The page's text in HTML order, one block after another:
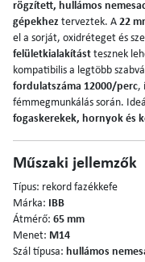
rögzített, hullámos
gépekhez terveztek. A 22
el a sorját, oxidréteget és
felületkialakítást tesznek
kompatibilis a legtöbb
fordulatszáma 12000/perc,
fémmegmunkálás során.
fogaskerekek, hornyok és
Műszaki jellemzők
Típus: rekord fazékkefe
Márka:
IBB
Átmérő: 65 mm
Menet: M14
Szál típusa: hullámos